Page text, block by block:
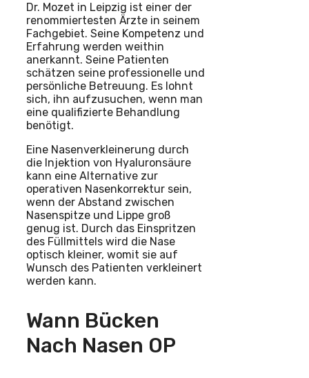
Dr. Mozet in Leipzig ist einer der
renommiertesten Ärzte in seinem
Fachgebiet. Seine Kompetenz und
Erfahrung werden weithin
anerkannt. Seine Patienten
schätzen seine professionelle und
persönliche Betreuung. Es lohnt
sich, ihn aufzusuchen, wenn man
eine qualifizierte Behandlung
benötigt.
Eine Nasenverkleinerung durch
die Injektion von Hyaluronsäure
kann eine Alternative zur
operativen Nasenkorrektur sein,
wenn der Abstand zwischen
Nasenspitze und Lippe groß
genug ist. Durch das Einspritzen
des Füllmittels wird die Nase
optisch kleiner, womit sie auf
Wunsch des Patienten verkleinert
werden kann.
Wann Bücken
Nach Nasen OP